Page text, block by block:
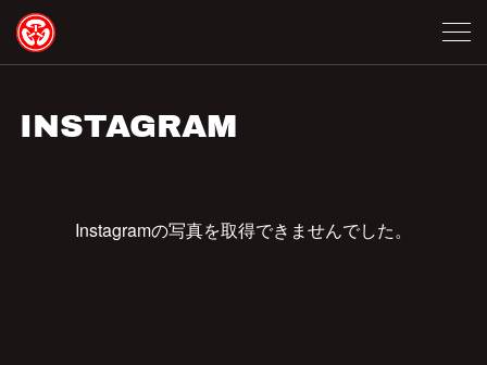
INSTAGRAM
Instagramの写真を取得できませんでした。